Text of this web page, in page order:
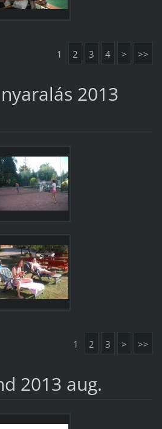
1 2 3 4 > >>
2013
1 2 3 > >>
2013 aug.